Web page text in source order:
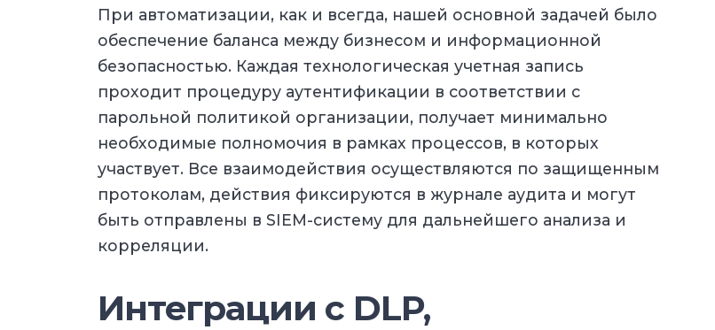
При автоматизации, как и всегда, нашей основной задачей было
обеспечение баланса между бизнесом и информационной
безопасностью. Каждая технологическая учетная запись
проходит процедуру аутентификации в соответствии с
парольной политикой организации, получает минимально
необходимые полномочия в рамках процессов, в которых
участвует. Все взаимодействия осуществляются по защищенным
протоколам, действия фиксируются в журнале аудита и могут
быть отправлены в SIEM-систему для дальнейшего анализа и
корреляции.
Интеграции с DLP,